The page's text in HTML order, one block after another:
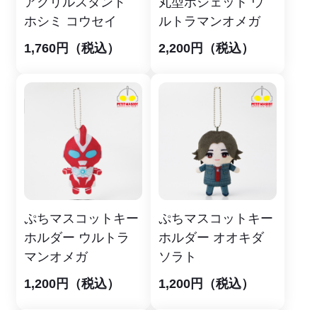
ホシミ コウセイ
1,760円（税込）
ルトラマンオメガ
2,200円（税込）
ぷちマスコットキー
ホルダー ウルトラ
マンオメガ
1,200円（税込）
ぷちマスコットキー
ホルダー オオキダ
ソラト
1,200円（税込）